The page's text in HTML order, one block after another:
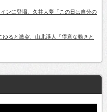
ンに登場。久井大夢「この日は自分の
ゆると激突、山北渓人「得意な動きと